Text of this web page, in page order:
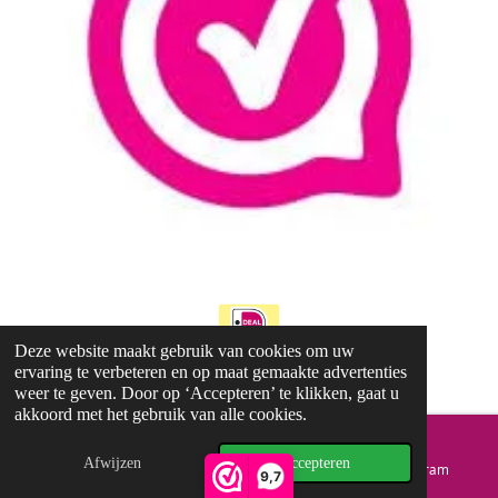
Deze website maakt gebruik van cookies om uw
ervaring te verbeteren en op maat gemaakte advertenties
weer te geven. Door op ‘Accepteren’ te klikken, gaat u
akkoord met het gebruik van alle cookies.
Afwijzen Accepteren
9,7
© 2023 - 2025 Living Joyful Spaces
E-mailadres Telefoonnummer Instagram